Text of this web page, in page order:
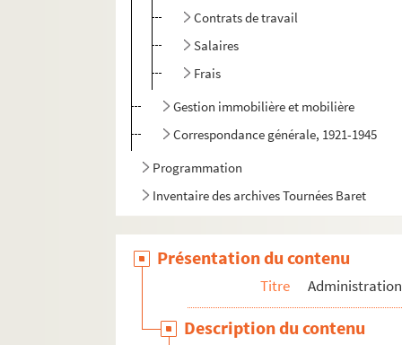
Contrats de travail
Salaires
Frais
Gestion immobilière et mobilière
Correspondance générale, 1921-1945
Programmation
Inventaire des archives Tournées Baret
Présentation du contenu
Titre Administration
Description du contenu